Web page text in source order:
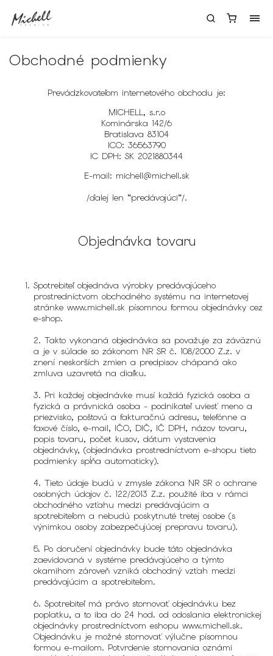
Obchodné podmienky
Prevádzkovateľom internetového obchodu je:
MICHELL, s.r.o
Kominárska 142/6
Bratislava 83104
ICO: 36563790
IC DPH: SK 2021880344
E-mail: michell@michell.sk
/ďalej len “predávajúci“/.
Objednávka tovaru
Spotrebiteľ objednáva výrobky predávajúceho
prostredníctvom obchodného systému na internetovej
stránke www.michell.sk písomnou formou objednávky cez
e-shop.
2. Takto vykonaná objednávka sa považuje za záväznú
a je v súlade so zákonom NR SR č. 108/2000 Z.z. v
znení neskorších zmien a predpisov chápaná ako
zmluva uzavretá na diaľku.
3. Pri každej objednávke musí každá fyzická osoba a
fyzická a právnická osoba - podnikateľ uviesť meno a
priezvisko, poštovú a fakturačnú adresu, telefónne a
faxové číslo, e-mail, IČO, DIČ, IČ DPH, názov tovaru,
popis tovaru, počet kusov, dátum vystavenia
objednávky, (objednávka prostredníctvom e-shopu tieto
podmienky spĺňa automaticky).
4. Tieto údaje budú v zmysle zákona NR SR o ochrane
osobných údajov č. 122/2013 Z.z. použité iba v rámci
obchodného vzťahu medzi predávajúcim a
spotrebiteľom a nebudú poskytnuté tretej osobe (s
výnimkou osoby zabezpečujúcej prepravu tovaru).
5. Po doručení objednávky bude táto objednávka
zaevidovaná v systéme predávajúceho a týmto
okamihom zároveň vzniká obchodný vzťah medzi
predávajúcim a spotrebiteľom.
6. Spotrebiteľ má právo stornovať objednávku bez
poplatku, a to iba do 24 hod. od odoslania elektronickej
objednávky prostredníctvom eshopu www.michell.sk.
Objednávku je možné stornovať výlučne písomnou
formou e-mailom. Potvrdenie stornovania oznámi